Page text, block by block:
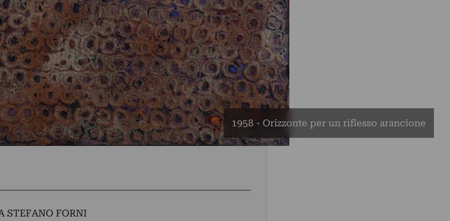
1958 - Orizzonte per un riflesso arancione
STEFANO FORNI